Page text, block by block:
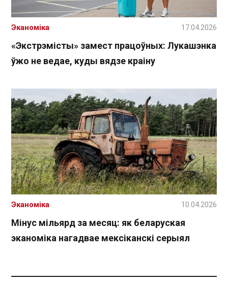
«Экстрэмісты» замест працоўных: Лукашэнка
ўжо не ведае, куды вядзе краіну
Эканоміка 17.04.2026
Мінус мільярд за месяц: як беларуская
эканоміка нагадвае мексіканскі серыял
Эканоміка 10.04.2026